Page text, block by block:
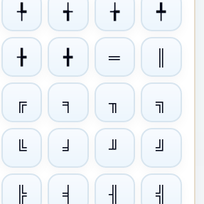
╄ ╅ ╆ ╇
╊ ╋ ═
╔ ╕ ╖ ╗
╚ ╛ ╜ ╝
╠ ╡ ╢ ╣